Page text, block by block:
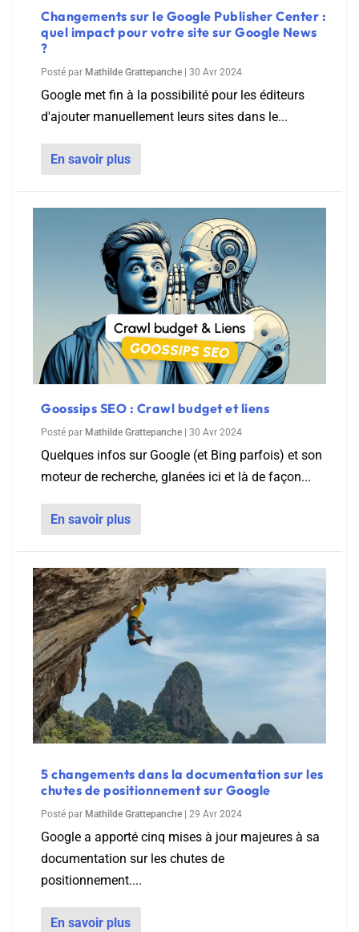
Changements sur le Google Publisher Center :
quel impact pour votre site sur Google News
?
Posté par Mathilde Grattepanche 30 Avr 2024
Google met fin à la possibilité pour les éditeurs
d'ajouter manuellement leurs sites dans le...
En savoir plus
Goossips SEO : Crawl budget et liens
Posté par Mathilde Grattepanche 30 Avr 2024
Quelques infos sur Google (et Bing parfois) et son
moteur de recherche, glanées ici et là de façon...
En savoir plus
5 changements dans la documentation sur les
chutes de positionnement sur Google
Posté par Mathilde Grattepanche 29 Avr 2024
Google a apporté cinq mises à jour majeures à sa
documentation sur les chutes de
positionnement....
En savoir plus